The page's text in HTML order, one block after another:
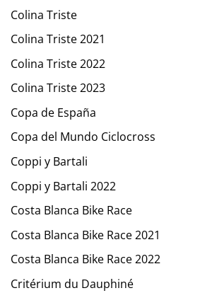
Colina Triste
Colina Triste 2021
Colina Triste 2022
Colina Triste 2023
Copa de España
Copa del Mundo Ciclocross
Coppi y Bartali
Coppi y Bartali 2022
Costa Blanca Bike Race
Costa Blanca Bike Race 2021
Costa Blanca Bike Race 2022
Critérium du Dauphiné